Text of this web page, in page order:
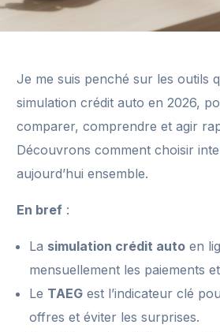
Je me suis penché sur les outils
simulation crédit auto en 2026,
comparer, comprendre et agir
Découvrons comment choisir
aujourd’hui ensemble.
En bref :
La simulation crédit auto en
mensuellement les paiements
Le TAEG est l’indicateur clé
offres et éviter les surprises.